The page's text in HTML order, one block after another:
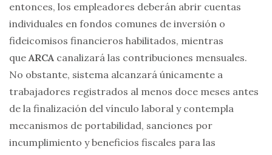
entonces, los empleadores deberán abrir cuentas
individuales en fondos comunes de inversión o
fideicomisos financieros habilitados, mientras
queARCA canalizará las contribuciones mensuales.
No obstante, sistema alcanzará únicamente a
trabajadores registrados al menos doce meses antes
de la finalización del vínculo laboral y contempla
mecanismos de portabilidad, sanciones por
incumplimiento y beneficios fiscales para las